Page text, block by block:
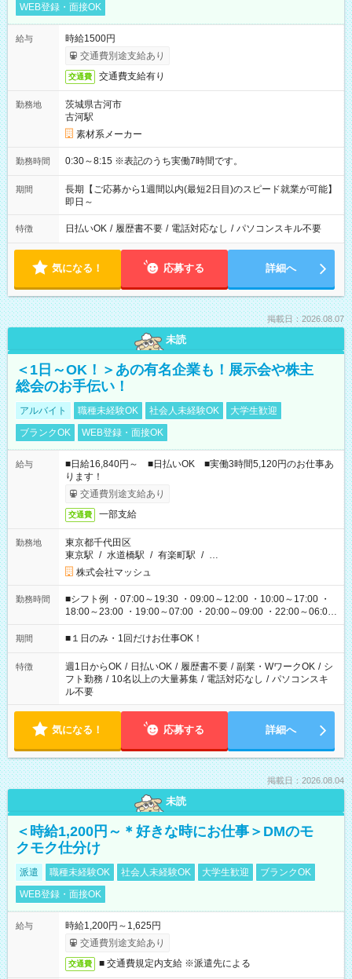
WEB登録・面接OK
給与
時給1500円
交通費別途支給あり
交通費 交通費支給有り
勤務地
茨城県古河市
古河駅
素材系メーカー
勤務時間 0:30～8:15 ※表記のうち実働7時間です。
期間
長期【ご応募から1週間以内(最短2日目)のスピード就業が可能】
即日～
特徴 日払いOK / 履歴書不要 / 電話対応なし / パソコンスキル不要
気になる！ 応募する 詳細へ
掲載日：2026.08.07
未読
＜1日～OK！＞あの有名企業も！展示会や株主
総会のお手伝い！
アルバイト 職種未経験OK 社会人未経験OK
大学生歓迎
ブランクOK
WEB登録・面接OK
給与
■日給16,840円～ ■日払いOK ■実働3時間5,120円のお仕事あ
ります！
交通費別途支給あり
交通費 一部支給
勤務地
東京都千代田区
東京駅 / 水道橋駅 / 有楽町駅 / …
株式会社マッシュ
勤務時間
■シフト例 ・07:00～19:30 ・09:00～12:00 ・10:00～17:00 ・
18:00～23:00 ・19:00～07:00 ・20:00～09:00 ・22:00～06:00
etc ★最短で3時間で5,120円のお仕事から 15時間で2万円近く稼
げるお仕事も！ ご希望のお時間に合わせてご紹介！ ※シフトは
ください！
期間 ■１日のみ・1回だけお仕事OK！
特徴 週1日からOK / 日払いOK / 履歴書不要 / 副業・WワークOK / シ
フト勤務 / 10名以上の大量募集 / 電話対応なし / パソコンスキ
ル不要
気になる！ 応募する 詳細へ
掲載日：2026.08.04
未読
＜時給1,200円～＊好きな時にお仕事＞DMのモ
クモク仕分け
派遣 職種未経験OK 社会人未経験OK 大学生歓迎
ブランクOK
WEB登録・面接OK
給与
時給1,200円～1,625円
交通費別途支給あり
交通費 ■ 交通費規定内支給 ※派遣先による